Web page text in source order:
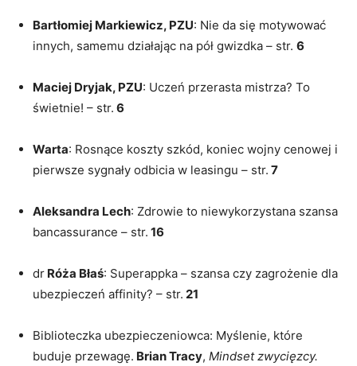
Bartłomiej Markiewicz, PZU: Nie da się motywować
innych, samemu działając na pół gwizdka – str. 6
Maciej Dryjak, PZU: Uczeń przerasta mistrza? To
świetnie! – str. 6
Warta: Rosnące koszty szkód, koniec wojny cenowej i
pierwsze sygnały odbicia w leasingu – str. 7
Aleksandra Lech: Zdrowie to niewykorzystana szansa
bancassurance – str. 16
dr Róża Błaś: Superappka – szansa czy zagrożenie dla
ubezpieczeń affinity? – str. 21
Biblioteczka ubezpieczeniowca: Myślenie, które
buduje przewagę. Brian Tracy, Mindset zwycięzcy.